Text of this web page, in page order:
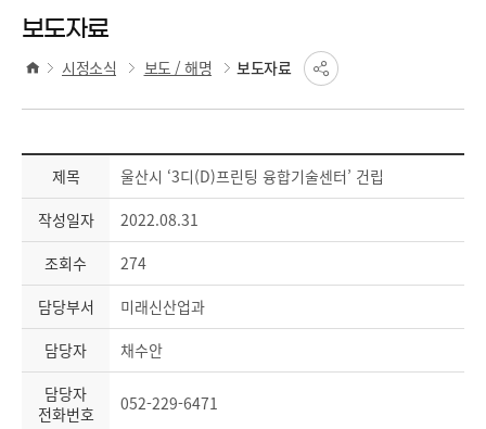
보도자료
시정소식 보도 / 해명 보도자료
제목
울산시 ‘3디(D)프린팅 융합기술센터’ 건립
작성일자
2022.08.31
조회수
274
담당부서
미래신산업과
담당자
채수안
담당자
전화번호
052-229-6471